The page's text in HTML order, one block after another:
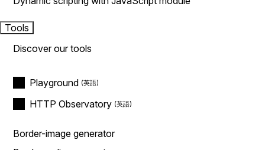
Tools
Discover our tools
Playground
HTTP Observatory
Border-image generator